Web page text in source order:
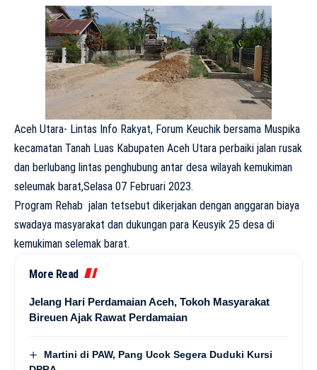
Aceh Utara- Lintas Info Rakyat, Forum Keuchik bersama Muspika
kecamatan Tanah Luas Kabupaten Aceh Utara perbaiki jalan rusak
dan berlubang lintas penghubung antar desa wilayah kemukiman
seleumak barat,Selasa 07 Februari 2023.
Program Rehab jalan tetsebut dikerjakan dengan anggaran biaya
swadaya masyarakat dan dukungan para Keusyik 25 desa di
kemukiman selemak barat.
More Read
Jelang Hari Perdamaian Aceh, Tokoh Masyarakat
Bireuen Ajak Rawat Perdamaian
Martini di PAW, Pang Ucok Segera Duduki Kursi